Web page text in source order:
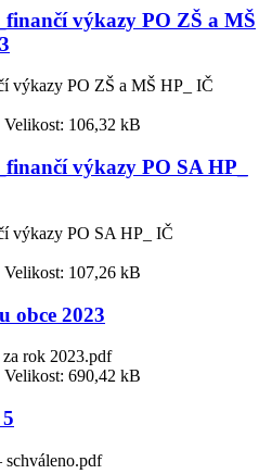
výkazy PO ZŠ a MŠ
výkazy PO ZŠ a MŠ HP_ IČ
106,32 kB
výkazy PO SA HP_
výkazy PO SA HP_ IČ
107,26 kB
obce 2023
rok 2023.pdf
690,42 kB
schváleno.pdf